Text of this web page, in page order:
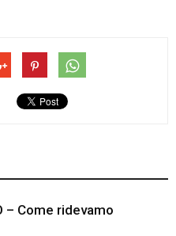
– Come ridevamo